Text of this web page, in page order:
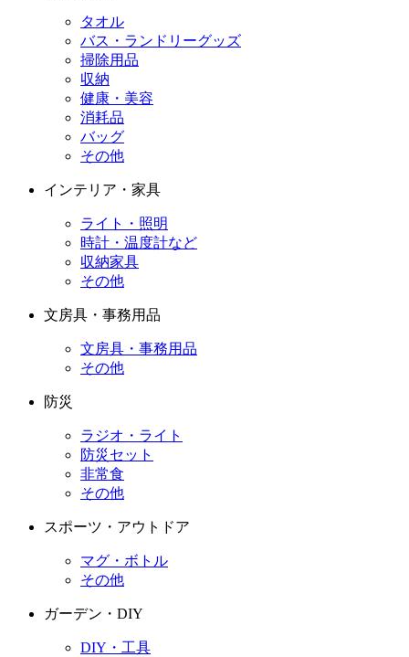
タオル
バス・ランドリーグッズ
掃除用品
収納
健康・美容
消耗品
バッグ
その他
インテリア・家具
ライト・照明
時計・温度計など
収納家具
その他
文房具・事務用品
文房具・事務用品
その他
防災
ラジオ・ライト
防災セット
非常食
その他
スポーツ・アウトドア
マグ・ボトル
その他
ガーデン・DIY
DIY・工具